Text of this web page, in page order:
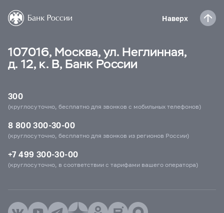
Наверх
107016, Москва, ул. Неглинная,
д. 12, к. В, Банк России
300
(круглосуточно, бесплатно для звонков с мобильных телефонов)
8 800 300-30-00
(круглосуточно, бесплатно для звонков из регионов России)
+7 499 300-30-00
(круглосуточно, в соответствии с тарифами вашего оператора)